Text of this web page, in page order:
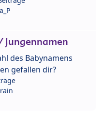
des Babynamens
gefallen dir?